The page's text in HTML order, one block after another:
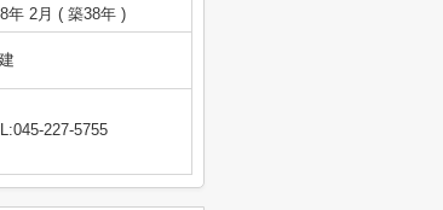
年 2月 ( 築38年 )
227-5755